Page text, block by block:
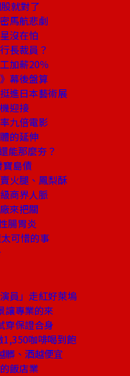
就對了
馬航悲劇
沒在怕
長裁員？
加薪20％
幕後盤算
進日本藝術展
迎接
九倍電影
的延伸
能那麼夯？
島債
火腿、鳳梨酥
商界人脈
來把關
腸胃炎
可惜的事
員」走紅好萊塢
讓專業的來
保證合身
咖啡喝到飽
、酒越便宜
飯店業